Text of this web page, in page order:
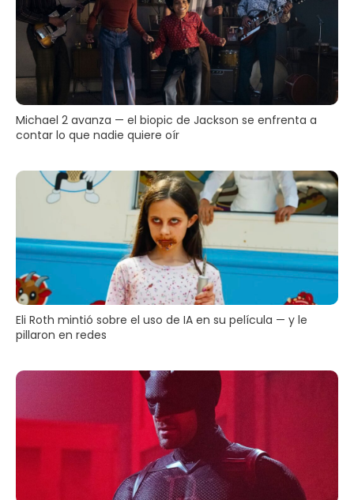
Michael 2 avanza — el biopic de Jackson se enfrenta a
contar lo que nadie quiere oír
Eli Roth mintió sobre el uso de IA en su película — y le
pillaron en redes